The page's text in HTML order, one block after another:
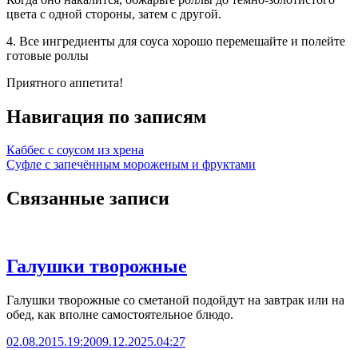
цвета с одной стороны, затем с другой.
4. Все ингредиенты для соуса хорошо перемешайте и полейте
готовые роллы
Приятного аппетита!
Навигация по записям
Каббес с соусом из хрена
Суфле с запечённым мороженым и фруктами
Связанные записи
Галушки творожные
Галушки творожные со сметаной подойдут на завтрак или на
обед, как вполне самостоятельное блюдо.
02.08.2015.19:2009.12.2025.04:27